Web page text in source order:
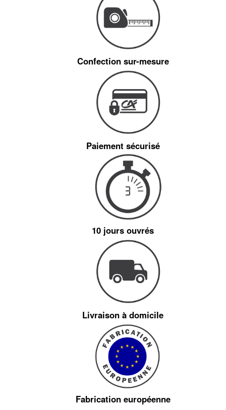
Confection sur-mesure
Paiement sécurisé
10 jours ouvrés
Livraison à domicile
Fabrication européenne